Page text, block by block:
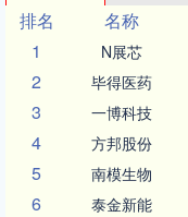
排名
名称
1
N展芯
2 毕得医药
3 一博科技
4 方邦股份
5 南模生物
6 泰金新能